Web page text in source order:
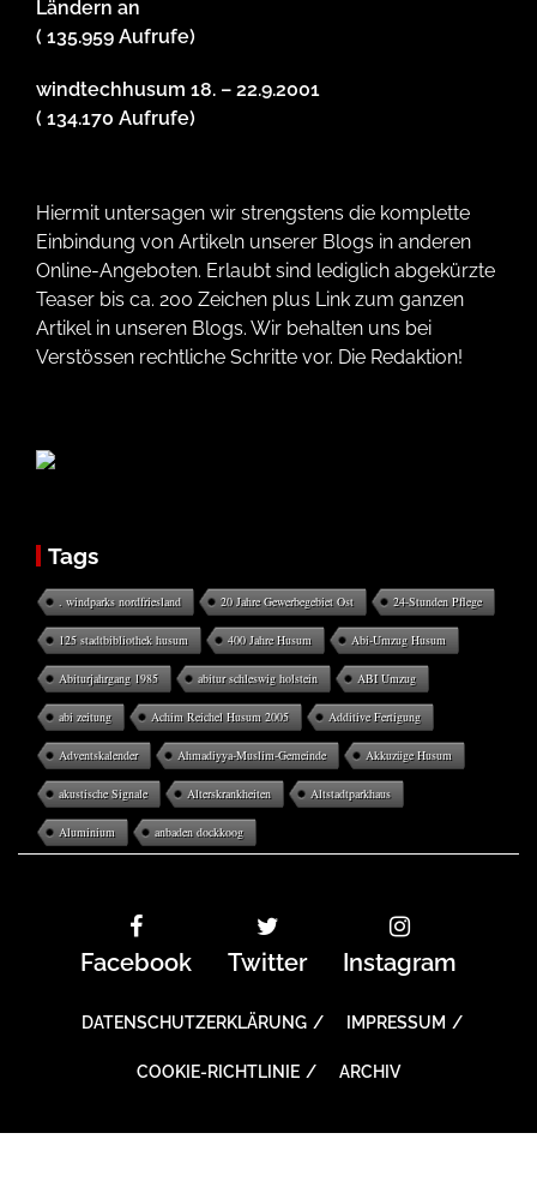
Ländern an
( 135.959 Aufrufe)
windtechhusum 18. – 22.9.2001
( 134.170 Aufrufe)
Hiermit untersagen wir strengstens die komplette
Einbindung von Artikeln unserer Blogs in anderen
Online-Angeboten. Erlaubt sind lediglich abgekürzte
Teaser bis ca. 200 Zeichen plus Link zum ganzen
Artikel in unseren Blogs. Wir behalten uns bei
Verstössen rechtliche Schritte vor. Die Redaktion!
Tags
. windparks nordfriesland 20 Jahre Gewerbegebiet Ost 24-Stunden Pflege
125 stadtbibliothek husum 400 Jahre Husum Abi-Umzug Husum
Abiturjahrgang 1985 abitur schleswig holstein ABI Umzug
abi zeitung Achim Reichel Husum 2005 Additive Fertigung
Adventskalender Ahmadiyya-Muslim-Gemeinde Akkuzüge Husum
akustische Signale Alterskrankheiten Altstadtparkhaus
Aluminium anbaden dockkoog
Facebook Twitter Instagram
DATENSCHUTZERKLÄRUNG IMPRESSUM
COOKIE-RICHTLINIE ARCHIV